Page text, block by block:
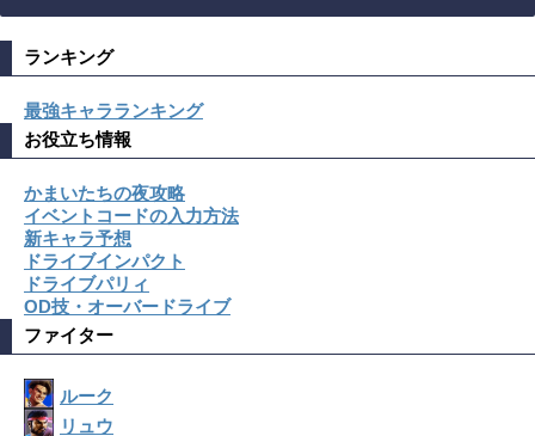
ランキング
最強キャラランキング
お役立ち情報
かまいたちの夜攻略
イベントコードの入力方法
新キャラ予想
ドライブインパクト
ドライブパリィ
OD技・オーバードライブ
ファイター
ルーク
リュウ